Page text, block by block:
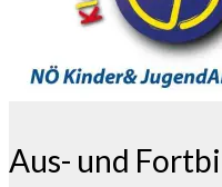
Aus- und